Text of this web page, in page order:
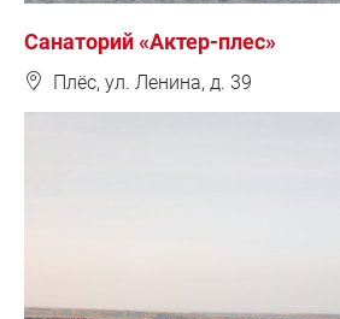
Санаторий «Актер-плес»
❽ Плёс, ул. Ленина, д. 39